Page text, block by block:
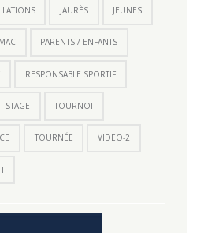
JAURÈS JEUNES
MAC PARENTS / ENFANTS
RESPONSABLE SPORTIF
STAGE TOURNOI
TOURNÉE VIDEO-2